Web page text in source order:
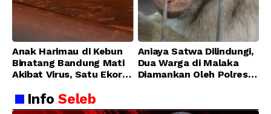
Anak Harimau di Kebun
Binatang Bandung Mati
Akibat Virus, Satu Ekor
Membaik
Aniaya Satwa Dilindungi,
Dua Warga di Malaka
Diamankan Oleh Polres
InfoSeleb